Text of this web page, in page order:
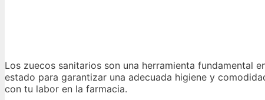
Los zuecos sanitarios son una herramienta fundamental
estado para garantizar una adecuada higiene y
con tu labor en la farmacia.